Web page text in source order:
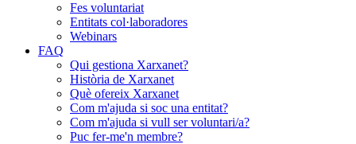
Fes voluntariat
Entitats col·laboradores
Webinars
FAQ
Qui gestiona Xarxanet?
Història de Xarxanet
Què ofereix Xarxanet
Com m'ajuda si soc una entitat?
Com m'ajuda si vull ser voluntari/a?
Puc fer-me'n membre?